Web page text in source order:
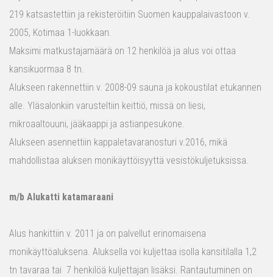
219 katsastettiin ja rekisteröitiin Suomen kauppalaivastoon v.
2005, Kotimaa 1-luokkaan.
Maksimi matkustajamäärä on 12 henkilöä ja alus voi ottaa
kansikuormaa 8 tn.
Alukseen rakennettiin v. 2008-09 sauna ja kokoustilat etukannen
alle. Yläsalonkiin varusteltiin keittiö, missä on liesi,
mikroaaltouuni, jääkaappi ja astianpesukone.
Alukseen asennettiin kappaletavaranosturi v.2016, mikä
mahdollistaa aluksen monikäyttöisyyttä vesistökuljetuksissa.
m/b Alukatti katamaraani
Alus hankittiin v. 2011 ja on palvellut erinomaisena
monikäyttöaluksena. Aluksella voi kuljettaa isolla kansitilalla 1,2
tn tavaraa tai 7 henkilöä kuljettajan lisäksi. Rantautuminen on